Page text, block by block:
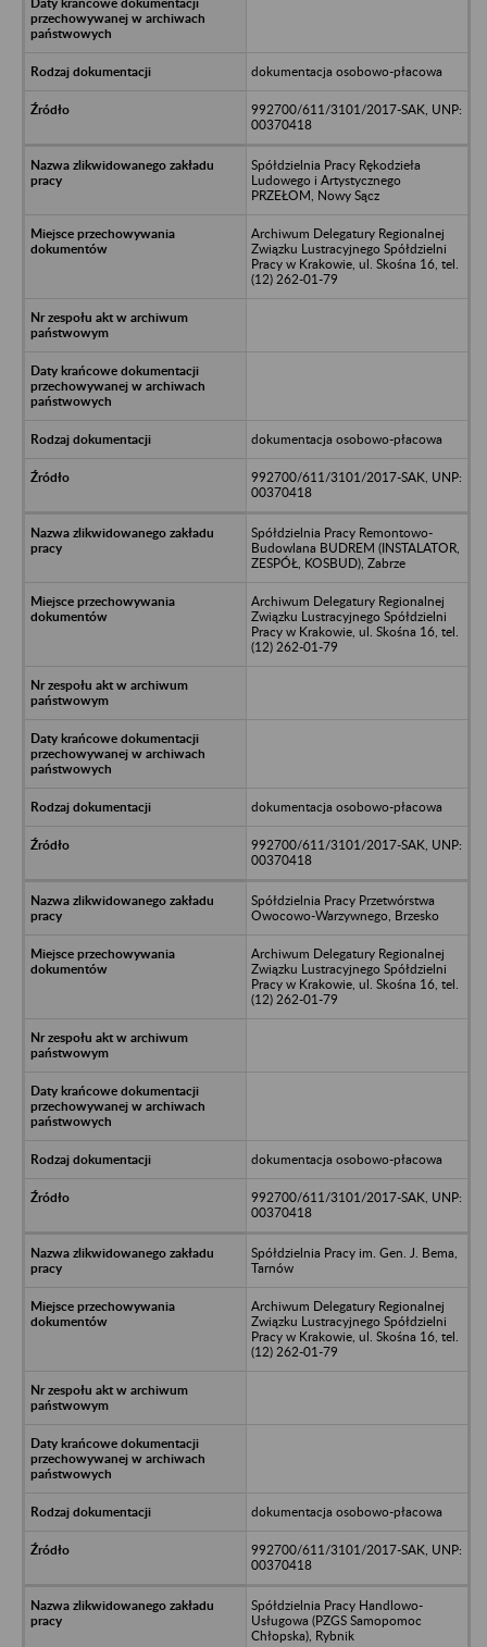
dokumentacja osobowo-płacowa
992700/611/3101/2017-SAK, UNP:
00370418
Spółdzielnia Pracy Rękodzieła
Ludowego i Artystycznego
PRZEŁOM, Nowy Sącz
Archiwum Delegatury Regionalnej
Związku Lustracyjnego Spółdzielni
Pracy w Krakowie, ul. Skośna 16, tel.
(12) 262-01-79
dokumentacja osobowo-płacowa
992700/611/3101/2017-SAK, UNP:
00370418
Spółdzielnia Pracy Remontowo-
Budowlana BUDREM (INSTALATOR,
ZESPÓŁ, KOSBUD), Zabrze
Archiwum Delegatury Regionalnej
Związku Lustracyjnego Spółdzielni
Pracy w Krakowie, ul. Skośna 16, tel.
(12) 262-01-79
dokumentacja osobowo-płacowa
992700/611/3101/2017-SAK, UNP:
00370418
Spółdzielnia Pracy Przetwórstwa
Owocowo-Warzywnego, Brzesko
Archiwum Delegatury Regionalnej
Związku Lustracyjnego Spółdzielni
Pracy w Krakowie, ul. Skośna 16, tel.
(12) 262-01-79
dokumentacja osobowo-płacowa
992700/611/3101/2017-SAK, UNP:
00370418
Spółdzielnia Pracy im. Gen. J. Bema,
Tarnów
Archiwum Delegatury Regionalnej
Związku Lustracyjnego Spółdzielni
Pracy w Krakowie, ul. Skośna 16, tel.
(12) 262-01-79
dokumentacja osobowo-płacowa
992700/611/3101/2017-SAK, UNP:
00370418
Spółdzielnia Pracy Handlowo-
Usługowa (PZGS Samopomoc
Chłopska), Rybnik